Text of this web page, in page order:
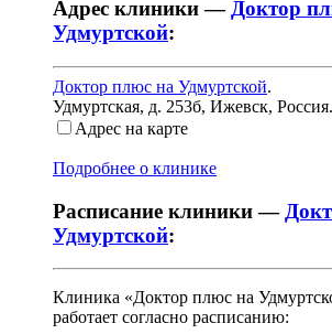
Адрес клиники —Доктор
Удмуртской:
Доктор плюс на Удмуртской.
Удмуртская, д. 253б, Ижевск, Россия.
Адрес на карте
Подробнее о клинике
Расписание клиники —
Удмуртской:
Клиника «Доктор плюс на
работает согласно расписанию: